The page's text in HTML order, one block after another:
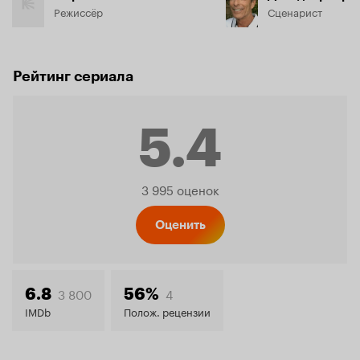
Режиссёр Сценарист
Рейтинг сериала
5.4
Рейтинг
5.4
3 995 оценок
Оценить
6.8 3 800
IMDb
56% 4
Полож. рецензии